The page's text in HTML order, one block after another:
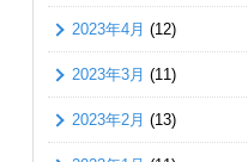
2023年4月 (12)
2023年3月 (11)
2023年2月 (13)